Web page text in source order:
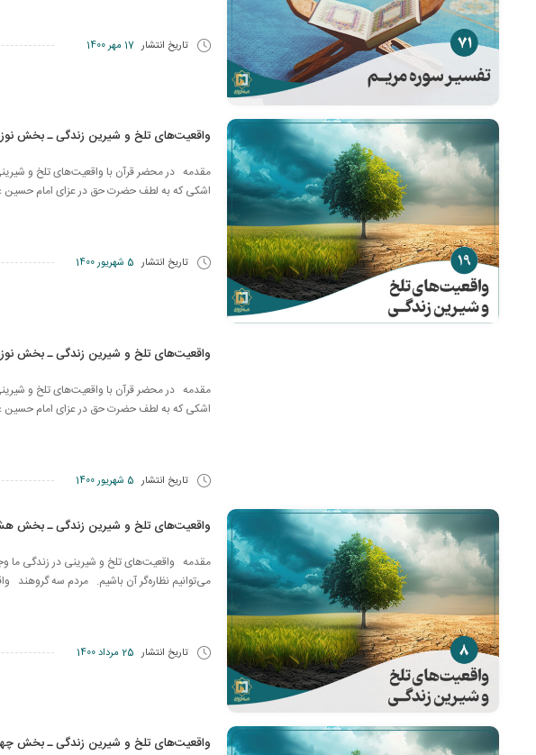
تاریخ انتشار 17 مهر 1400
واقعیت‌های تلخ و شیرین زندگی ـ بخش
مقدمه در محضر قرآن با واقعیت‌های تلخ و
اشکی که به لطف حضرت حق در عزای امام حسین
تاریخ انتشار 5 شهریور 1400
واقعیت‌های تلخ و شیرین زندگی ـ بخش
مقدمه در محضر قرآن با واقعیت‌های تلخ و
اشکی که به لطف حضرت حق در عزای امام حسین
تاریخ انتشار 5 شهریور 1400
واقعیت‌های تلخ و شیرین زندگی ـ بخش
مقدمه واقعیت‌های تلخ و شیرینی در زندگی ما
می‌توانیم نظاره‌گر آن‌ باشیم. مردم سه گروهند
تاریخ انتشار 25 مرداد 1400
واقعیت‌های تلخ و شیرین زندگی ـ بخش